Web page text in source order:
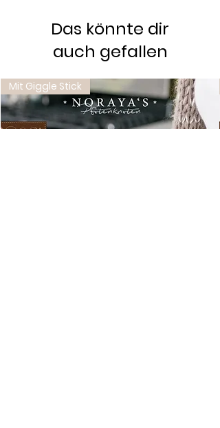
Das könnte dir
auch gefallen
Mit Giggle Stick